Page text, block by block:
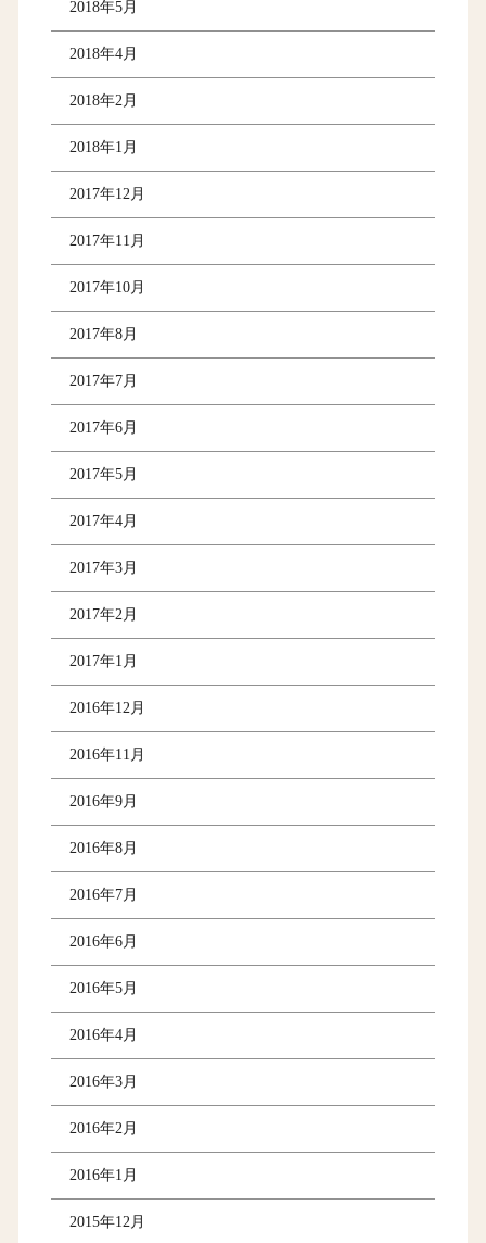
2018年5月
2018年4月
2018年2月
2018年1月
2017年12月
2017年11月
2017年10月
2017年8月
2017年7月
2017年6月
2017年5月
2017年4月
2017年3月
2017年2月
2017年1月
2016年12月
2016年11月
2016年9月
2016年8月
2016年7月
2016年6月
2016年5月
2016年4月
2016年3月
2016年2月
2016年1月
2015年12月